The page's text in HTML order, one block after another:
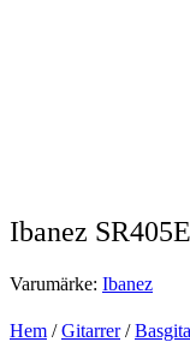
Ibanez
Varumärke: Ibanez
Hem /Gitarrer/